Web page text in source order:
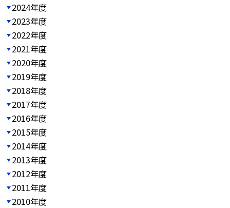
2024年度
2023年度
2022年度
2021年度
2020年度
2019年度
2018年度
2017年度
2016年度
2015年度
2014年度
2013年度
2012年度
2011年度
2010年度